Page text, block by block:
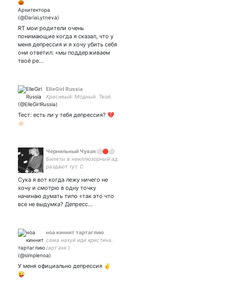
RT мои родители очень
понимающие когда я сказал, что у
меня депрессия и я хочу убить себя
они ответил: «мы поддерживаем
твоё ре…
ElleGirl Russia
Красивый. Модный. Твой.
Тест: есть ли у тебя депрессия? 💔
👉🏻
Чернильный Чувак⚪️🔴⚪️
Билеты в неиллюзорный ад
раздают тут. С
сука ебаный. Моя девочка
любит мои татуировки.
Сука я вот когда лежу ничего не
хочу и смотрю в одну точку
начинаю думать типо «так это что
все не выдумка? Депресс…
ноа киннит тартаглию
сама нахуй иди кристина.
(арт акк )
У меня официально депрессия ✌️
😜